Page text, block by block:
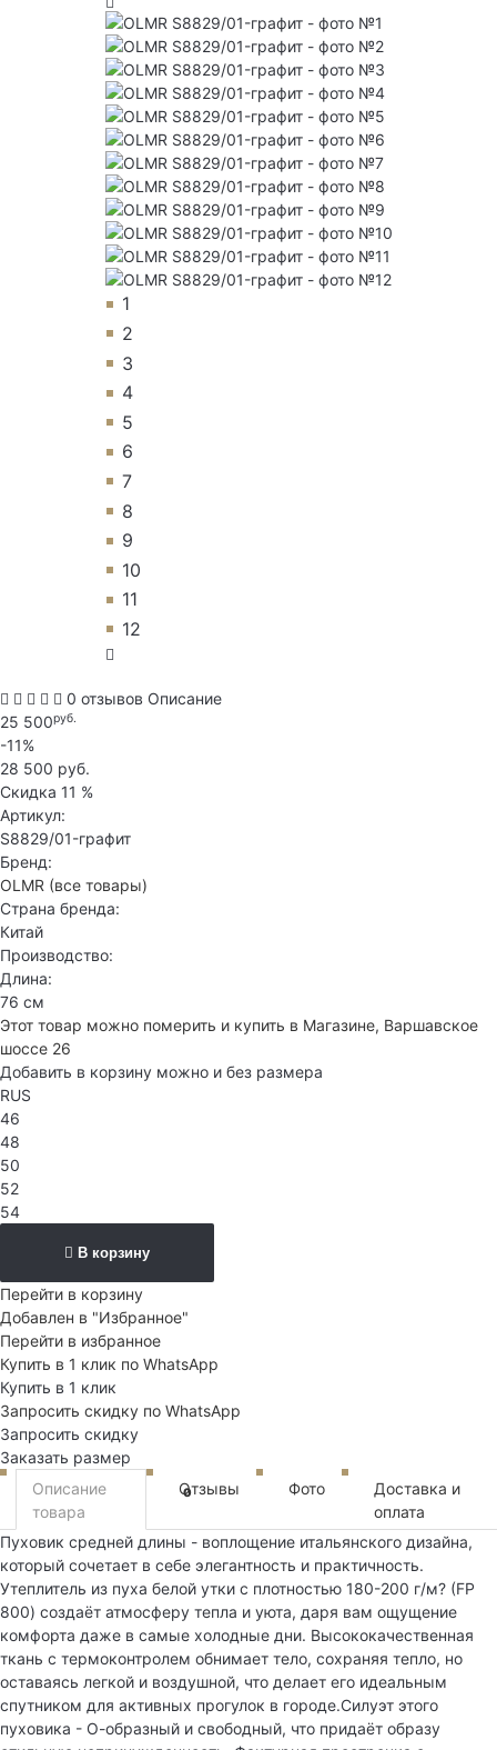
1
2
3
4
5
6
7
8
9
10
11
12
0 отзывов Описание
25 500руб.
-11%
28 500 руб.
Скидка 11 %
Артикул:
S8829/01-графит
Бренд:
OLMR (все товары)
Страна бренда:
Китай
Производство:
Длина:
76 см
Этот товар можно померить и купить в Магазине, Варшавское
шоссе 26
Добавить в корзину можно и без размера
RUS
46
48
50
52
54
В корзину
Перейти в корзину
Добавлен в "Избранное"
Перейти в избранное
Купить в 1 клик по WhatsApp
Купить в 1 клик
Запросить скидку по WhatsApp
Запросить скидку
Заказать размер
Описание
товара
Отзывы
0 Фото
Доставка и
оплата
Пуховик средней длины - воплощение итальянского дизайна,
который сочетает в себе элегантность и практичность.
Утеплитель из пуха белой утки с плотностью 180-200 г/м? (FP
800) создаёт атмосферу тепла и уюта, даря вам ощущение
комфорта даже в самые холодные дни. Высококачественная
ткань с термоконтролем обнимает тело, сохраняя тепло, но
оставаясь легкой и воздушной, что делает его идеальным
спутником для активных прогулок в городе.Силуэт этого
пуховика - О-образный и свободный, что придаёт образу